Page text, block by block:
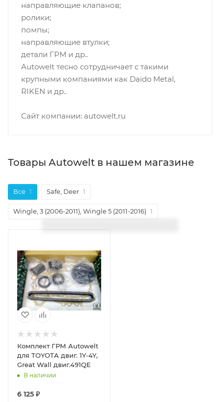
направляющие клапанов;
ролики;
помпы;
направляющие втулки;
детали ГРМ и др..
Autowelt тесно сотрудничает с такими
крупными компаниями как Daido Metal,
RIKEN и др..
Сайт компании: autowelt.ru
Товары Autowelt в нашем магазине
Все 1 Safe, Deer 1
Wingle, 3 (2006-2011), Wingle 5 (2011-2016) 1
Комплект ГРМ Autowelt
для TOYOTA двиг. 1Y-4Y,
Great Wall двиг.491QE
В наличии
6 125 ₽